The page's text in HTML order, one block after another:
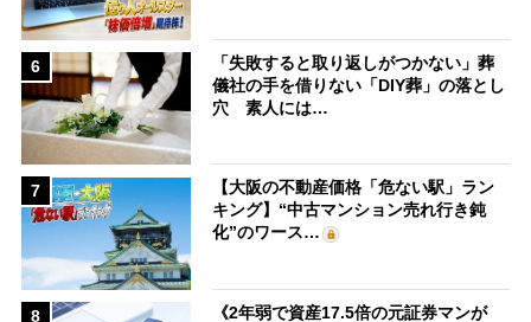
6
「失敗すると取り返しがつかない」葬
儀社の手を借りない「DIY葬」の落とし
穴 素人には…
7
【大阪の不動産価格「危ない駅」ラン
キング】“中古マンション売れ行き鈍
化”のワース…
8
《2年弱で資産17.5倍の元証券マンが